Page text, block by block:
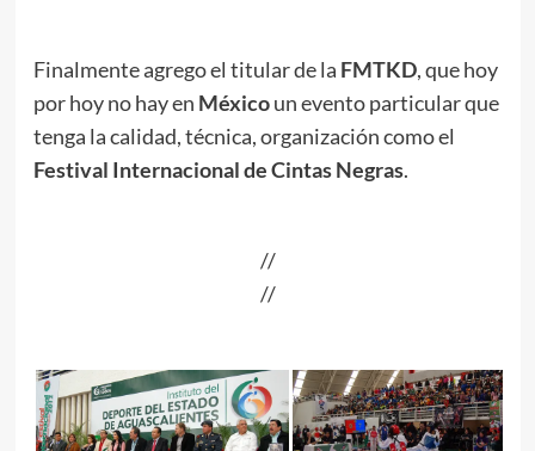
Finalmente agrego el titular de la FMTKD, que hoy
por hoy no hay en Méxicoun evento particular que
tenga la calidad, técnica, organización como el
Festival Internacional deCintas Negras.
//
//